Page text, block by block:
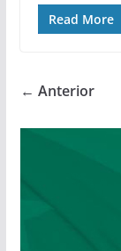
Read More
← Anterior